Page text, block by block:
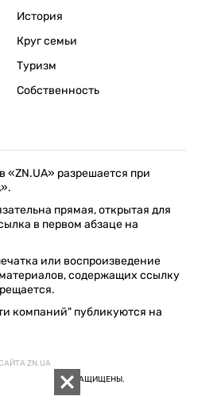
История
Круг семьи
Туризм
Собственность
«ZN.UA» разрешается при
прямая, открытая для
в первом абзаце на
или воспроизведение
содержащих ссылку
компаний" публикуются на
ZN.UA
ВСЕ ПРАВА ЗАЩИЩЕНЫ.